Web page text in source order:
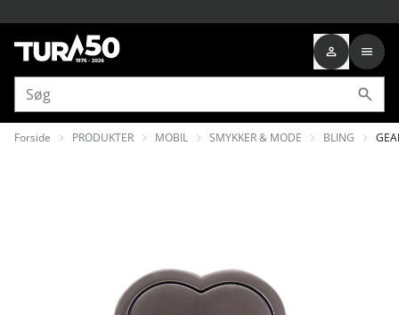
Forside PRODUKTER MOBIL SMYKKER & MODE BLING